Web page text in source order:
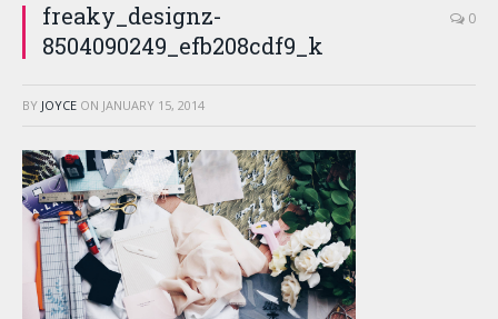
freaky_designz-
8504090249_efb208cdf9_k
0
BY JOYCE ON JANUARY 15, 2014